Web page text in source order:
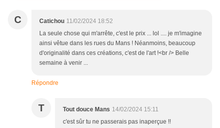
C Catichou 11/02/2024 18:52
La seule chose qui m'arrête, c'est le prix ... lol .... je m'imagine
ainsi vêtue dans les rues du Mans ! Néanmoins, beaucoup
d'originalité dans ces créations, c'est de l'art !<br /> Belle
semaine à venir ...
Répondre
T Tout douce Mans 14/02/2024 15:11
c'est sûr tu ne passerais pas inaperçue !!